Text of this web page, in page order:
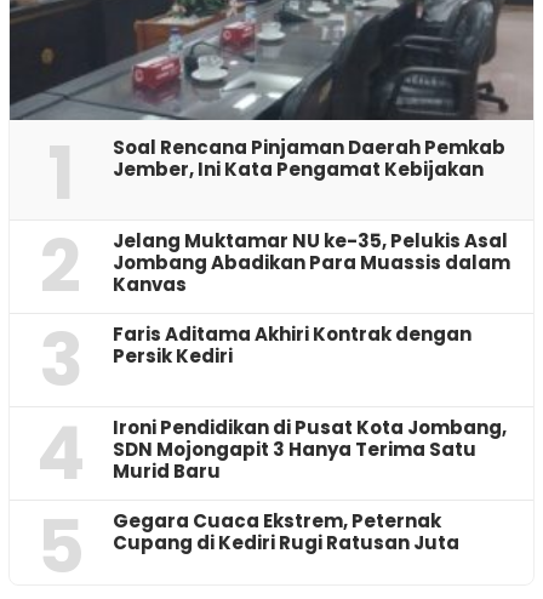
1
‎Soal Rencana Pinjaman Daerah Pemkab
Jember, Ini Kata Pengamat Kebijakan ‎
2
Jelang Muktamar NU ke-35, Pelukis Asal
Jombang Abadikan Para Muassis dalam
Kanvas
3
Faris Aditama Akhiri Kontrak dengan
Persik Kediri
4
Ironi Pendidikan di Pusat Kota Jombang,
SDN Mojongapit 3 Hanya Terima Satu
Murid Baru
5
‎Gegara Cuaca Ekstrem, Peternak
Cupang di Kediri Rugi Ratusan Juta